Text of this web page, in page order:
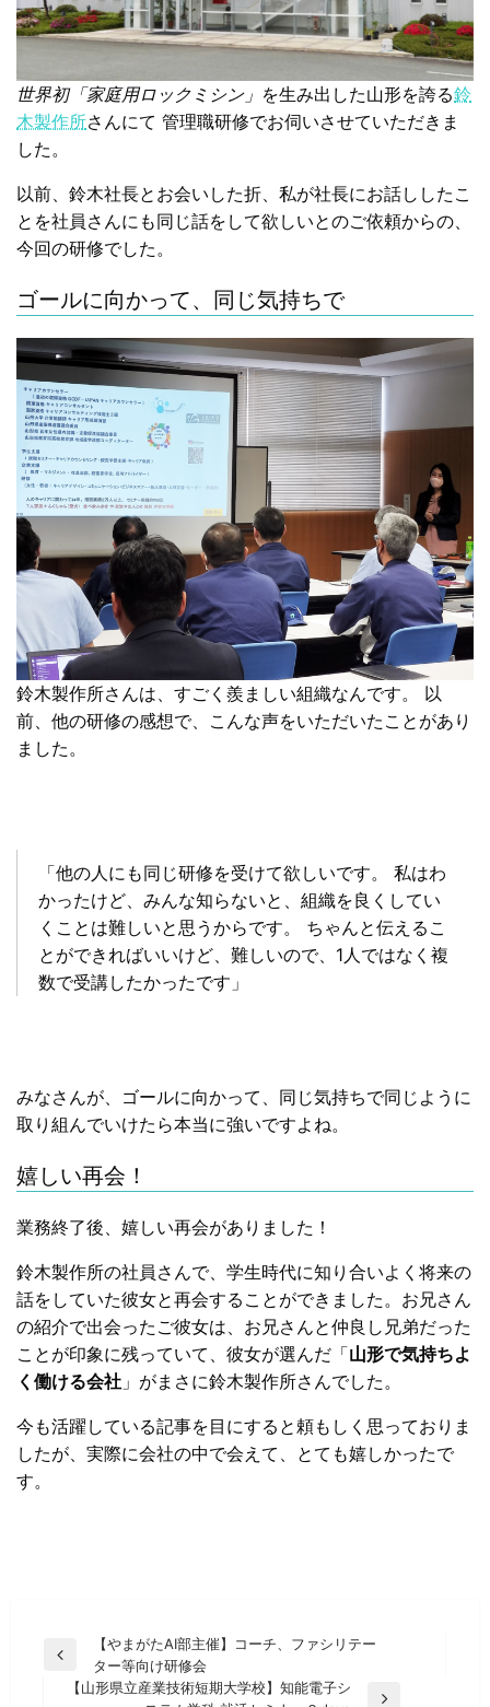
世界初「家庭用ロックミシン」 を生み出した山形を誇る鈴
木製作所さんにて 管理職研修でお伺いさせていただきま
した。
以前、鈴木社長とお会いした折、私が社長にお話ししたこ
とを社員さんにも同じ話をして欲しいとのご依頼からの、
今回の研修でした。
ゴールに向かって、同じ気持ちで
鈴木製作所さんは、すごく羨ましい組織なんです。 以
前、他の研修の感想で、こんな声をいただいたことがあり
ました。
「他の人にも同じ研修を受けて欲しいです。 私はわ
かったけど、みんな知らないと、組織を良くしてい
くことは難しいと思うからです。 ちゃんと伝えるこ
とができればいいけど、難しいので、1人ではなく複
数で受講したかったです」
みなさんが、ゴールに向かって、同じ気持ちで同じように
取り組んでいけたら本当に強いですよね。
嬉しい再会！
業務終了後、嬉しい再会がありました！
鈴木製作所の社員さんで、学生時代に知り合いよく将来の
話をしていた彼女と再会することができました。お兄さん
の紹介で出会ったご彼女は、お兄さんと仲良し兄弟だった
ことが印象に残っていて、彼女が選んだ「山形で気持ちよ
く働ける会社 」がまさに鈴木製作所さんでした。
今も活躍している記事を目にすると頼もしく思っておりま
したが、実際に会社の中で会えて、とても嬉しかったで
す。
投
【やまがたAI部主催】コーチ、ファシリテー
ター等向け研修会
【山形県立産業技術短期大学校】知能電子シ